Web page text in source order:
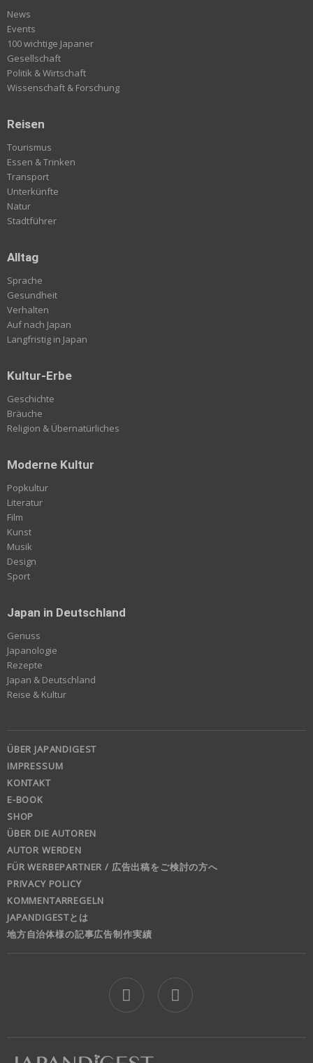
News
Events
100 wichtige Japaner
Gesellschaft
Politik & Wirtschaft
Wissenschaft & Forschung
Reisen
Tourismus
Essen & Trinken
Transport
Unterkünfte
Natur
Stadtführer
Alltag
Sprache
Gesundheit
Verhalten
Auf nach Japan
Langfristig in Japan
Kultur-Erbe
Geschichte
Bräuche
Religion & Übernatürliches
Moderne Kultur
Popkultur
Literatur
Film
Kunst
Musik
Design
Sport
Japan in Deutschland
Genuss
Japanologie
Rezepte
Japan & Deutschland
Reise & Kultur
ÜBER JAPANDIGEST
IMPRESSUM
KONTAKT
E-BOOK
SHOP
ÜBER DIE AUTOREN
AUTOR WERDEN
FÜR WERBEPARTNER / 広告出稿をご検討の方へ
PRIVACY POLICY
KOMMENTARREGELN
JAPANDIGESTとは
地方自治体様の記事広告制作実績